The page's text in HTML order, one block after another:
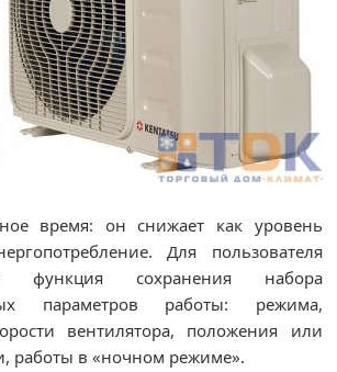
время: он снижает как уровень
Для пользователя
функция сохранения набора
параметров работы: режима,
вентилятора, положения или
работы в «ночном режиме».